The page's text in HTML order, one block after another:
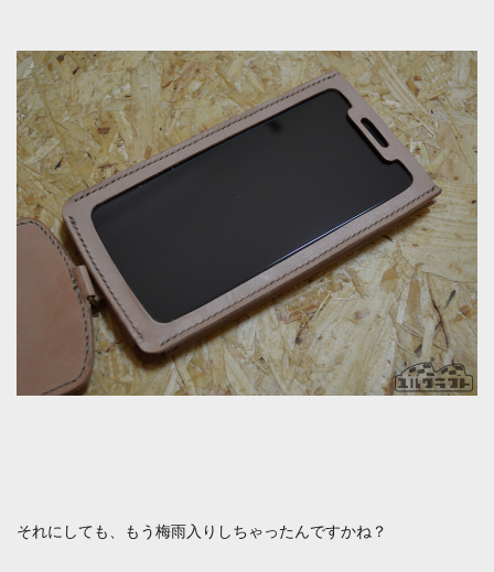
それにしても、もう梅雨入りしちゃったんですかね？